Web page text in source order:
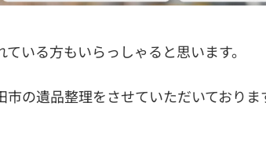
いる方もいらっしゃると思います。
の遺品整理をさせていただいておりま